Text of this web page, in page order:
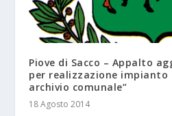
Piove di Sacco – Appalto
per realizzazione impianto
archivio comunale”
18 Agosto 2014